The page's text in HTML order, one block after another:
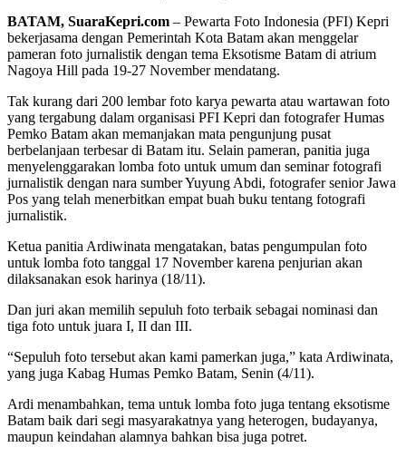
BATAM, SuaraKepri.com – Pewarta Foto Indonesia (PFI) Kepri
bekerjasama dengan Pemerintah Kota Batam akan menggelar
pameran foto jurnalistik dengan tema Eksotisme Batam di atrium
Nagoya Hill pada 19-27 November mendatang.
Tak kurang dari 200 lembar foto karya pewarta atau wartawan foto
yang tergabung dalam organisasi PFI Kepri dan fotografer Humas
Pemko Batam akan memanjakan mata pengunjung pusat
berbelanjaan terbesar di Batam itu. Selain pameran, panitia juga
menyelenggarakan lomba foto untuk umum dan seminar fotografi
jurnalistik dengan nara sumber Yuyung Abdi, fotografer senior Jawa
Pos yang telah menerbitkan empat buah buku tentang fotografi
jurnalistik.
Ketua panitia Ardiwinata mengatakan, batas pengumpulan foto
untuk lomba foto tanggal 17 November karena penjurian akan
dilaksanakan esok harinya (18/11).
Dan juri akan memilih sepuluh foto terbaik sebagai nominasi dan
tiga foto untuk juara I, II dan III.
“Sepuluh foto tersebut akan kami pamerkan juga,” kata Ardiwinata,
yang juga Kabag Humas Pemko Batam, Senin (4/11).
Ardi menambahkan, tema untuk lomba foto juga tentang eksotisme
Batam baik dari segi masyarakatnya yang heterogen, budayanya,
maupun keindahan alamnya bahkan bisa juga potret.